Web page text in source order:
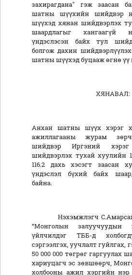
захирагдана" гэж заасан
шатны шүүхийн шийдвэр
шүүхэд хянан шийдвэрлэх
шаардлагыг хангаагүй
үндэслэсэн байх тул
болгож дахин
шатны шүүхэд буцааж өгнө үү
ХЯНАВАЛ:
Анхан шатны шүүх хэрэг
ажиллагааны журам
шийдвэр Иргэний
шийдвэрлэх тухай хуулийн
116.2 дахь хэсэгт заасан
үндэслэл бүхий байх
байна.
Нэхэмжлэгч
“Монголын залуучуудын
үйлчилдэг ТББ-д
сэргээлгэх, уучлалт гуйлгах,
50 000 000 төгрөг гаргуулах
хариуцагч эс зөвшөөрч,
холбооны ажил хэргийн нэр